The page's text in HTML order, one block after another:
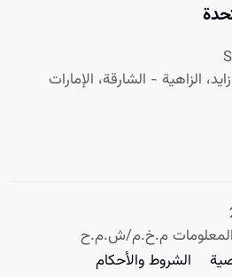
الزاهية - الشارقة، الإمارات
المعلومات م.خ.م/ش.م.ح
الشروط والأحكام